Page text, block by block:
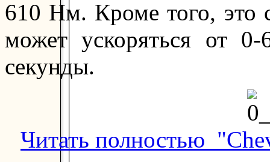
610 Нм. Кроме того, это
может ускоряться от
секунды.
Читать полностью